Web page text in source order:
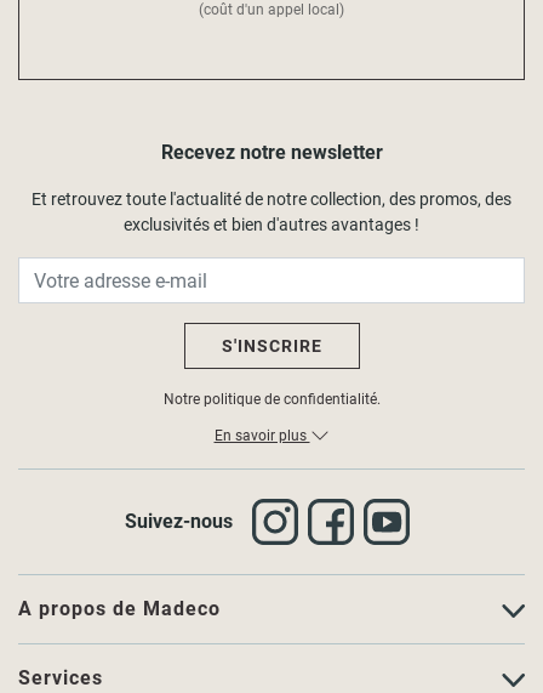
A propos de Madeco
Services
Recevez notre newsletter
Et retrouvez toute l'actualité de notre collection, des promos, des
exclusivités et bien d'autres avantages !
S'INSCRIRE
Notre politique de confidentialité.
En savoir plus
Suivez-nous
(coût d'un appel local)